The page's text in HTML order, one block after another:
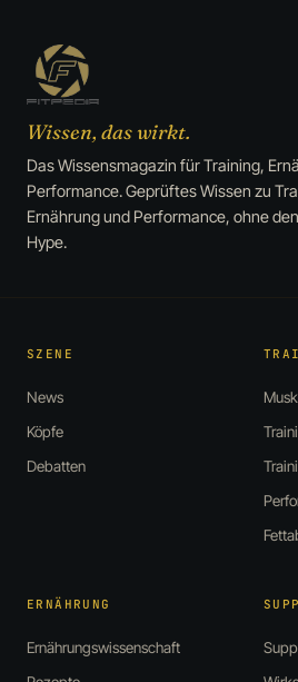
Wissen, das wirkt.
Das Wissensmagazin für Training,
Performance. Geprüftes Wissen zu
Ernährung und Performance, ohne
Hype.
SZENE
News
Köpfe
Debatten
ERNÄHRUNG
Ernährungswissenschaft